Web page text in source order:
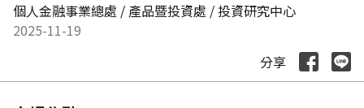
個人金融事業總處 / 產品暨投資處 / 投資研究中心
2025-11-19
分享